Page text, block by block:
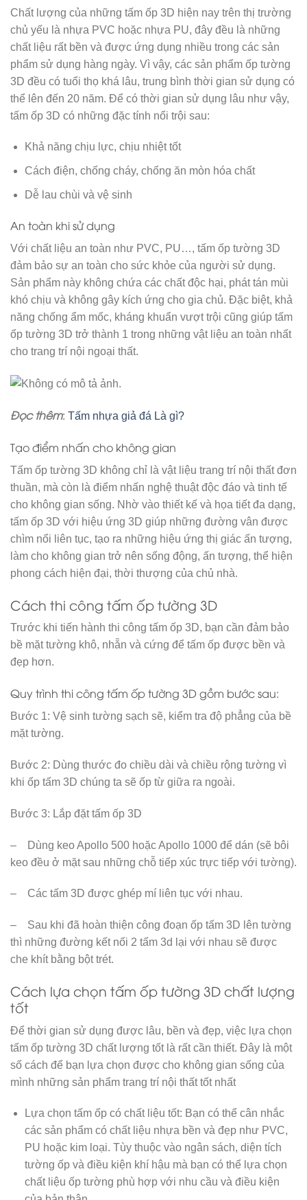
Chất lượng của những tấm ốp 3D hiện nay trên thị trường
chủ yếu là nhựa PVC hoặc nhựa PU, đây đều là những
chất liệu rất bền và được ứng dụng nhiều trong các sản
phẩm sử dụng hàng ngày. Vì vậy, các sản phẩm ốp tường
3D đều có tuổi thọ khá lâu, trung bình thời gian sử dụng có
thể lên đến 20 năm. Để có thời gian sử dụng lâu như vậy,
tấm ốp 3D có những đặc tính nổi trội sau:
Khả năng chịu lực, chịu nhiệt tốt
Cách điện, chống cháy, chống ăn mòn hóa chất
Dễ lau chùi và vệ sinh
An toàn khi sử dụng
Với chất liệu an toàn như PVC, PU…, tấm ốp tường 3D
đảm bảo sự an toàn cho sức khỏe của người sử dụng.
Sản phẩm này không chứa các chất độc hại, phát tán mùi
khó chịu và không gây kích ứng cho gia chủ. Đặc biệt, khả
năng chống ẩm mốc, kháng khuẩn vượt trội cũng giúp tấm
ốp tường 3D trở thành 1 trong những vật liệu an toàn nhất
cho trang trí nội ngoại thất.
Đọc thêm: Tấm nhựa giả đá Là gì?
Tạo điểm nhấn cho không gian
Tấm ốp tường 3D không chỉ là vật liệu trang trí nội thất đơn
thuần, mà còn là điểm nhấn nghệ thuật độc đáo và tinh tế
cho không gian sống. Nhờ vào thiết kế và họa tiết đa dạng,
tấm ốp 3D với hiệu ứng 3D giúp những đường vân được
chìm nổi liên tục, tạo ra những hiệu ứng thị giác ấn tượng,
làm cho không gian trở nên sống động, ấn tượng, thể hiện
phong cách hiện đại, thời thượng của chủ nhà.
Cách thi công tấm ốp tường 3D
Trước khi tiến hành thi công tấm ốp 3D, bạn cần đảm bảo
bề mặt tường khô, nhẵn và cứng để tấm ốp được bền và
đẹp hơn.
Quy trình thi công tấm ốp tường 3D gồm bước sau:
Bước 1: Vệ sinh tường sạch sẽ, kiểm tra độ phẳng của bề
mặt tường.
Bước 2: Dùng thước đo chiều dài và chiều rộng tường vì
khi ốp tấm 3D chúng ta sẽ ốp từ giữa ra ngoài.
Bước 3: Lắp đặt tấm ốp 3D
– Dùng keo Apollo 500 hoặc Apollo 1000 để dán (sẽ bôi
keo đều ở mặt sau những chỗ tiếp xúc trực tiếp với tường).
– Các tấm 3D được ghép mí liên tục với nhau.
– Sau khi đã hoàn thiện công đoạn ốp tấm 3D lên tường
thì những đường kết nối 2 tấm 3d lại với nhau sẽ được
che khít bằng bột trét.
Cách lựa chọn tấm ốp tường 3D chất lượng
tốt
Để thời gian sử dụng được lâu, bền và đẹp, việc lựa chọn
tấm ốp tường 3D chất lượng tốt là rất cần thiết. Đây là một
số cách để bạn lựa chọn được cho không gian sống của
mình những sản phẩm trang trí nội thất tốt nhất
Lựa chọn tấm ốp có chất liệu tốt: Bạn có thể cân nhắc
các sản phẩm có chất liệu nhựa bền và đẹp như PVC,
PU hoặc kim loại. Tùy thuộc vào ngân sách, diện tích
tường ốp và điều kiện khí hậu mà bạn có thể lựa chọn
chất liệu ốp tường phù hợp với nhu cầu và điều kiện